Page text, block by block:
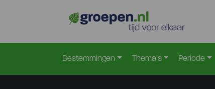
Bestemmingen Thema’s Periode